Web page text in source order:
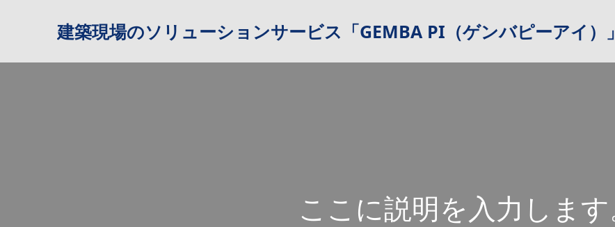
建築現場のソリューションサービス「GEMBA PI（ゲンバピーアイ）」
こ こ に 説明 を 入 力 し ま す